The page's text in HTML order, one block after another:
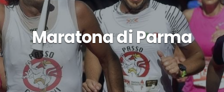
Maratona di Parma